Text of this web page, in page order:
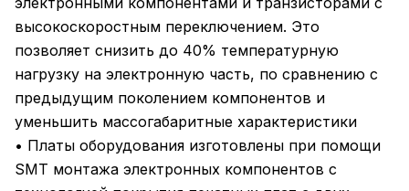
высокоскоростным переключением. Это
позволяет снизить до 40% температурную
нагрузку на электронную часть, по сравнению с
предыдущим поколением компонентов и
уменьшить массогабаритные характеристики
• Платы оборудования изготовлены при помощи
SMT монтажа электронных компонентов с